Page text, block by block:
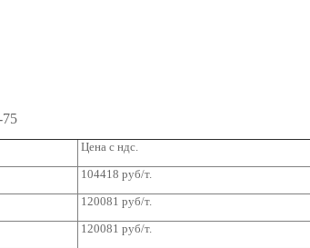
Цена с ндс.
104418 руб/т.
120081 руб/т.
120081 руб/т.